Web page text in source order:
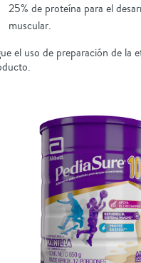
25% de proteína para el
muscular.
el uso de preparación de la